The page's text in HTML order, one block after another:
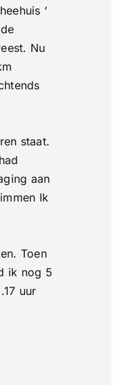
‘
Nu
staat.
aan
Ik
Toen
ik nog 5
uur